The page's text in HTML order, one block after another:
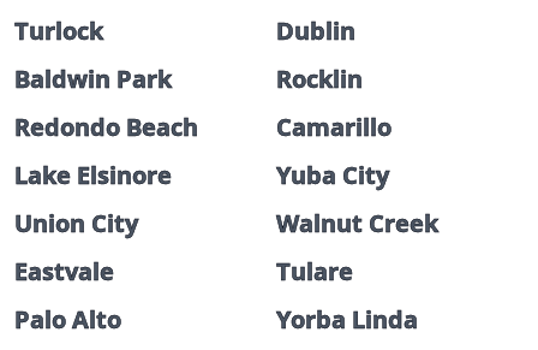
Turlock
Dublin
Baldwin Park
Rocklin
Redondo Beach
Camarillo
Lake Elsinore
Yuba City
Union City
Walnut Creek
Eastvale
Tulare
Palo Alto
Yorba Linda